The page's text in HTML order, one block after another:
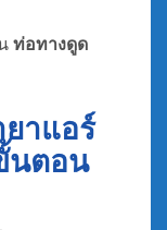
ท่อทางดูด
าแอร์
นตอน